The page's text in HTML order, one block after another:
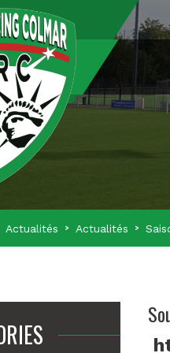
Actualités Actualités